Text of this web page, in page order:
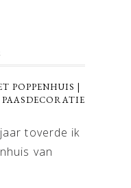
POPPENHUIS |
toverde ik
van